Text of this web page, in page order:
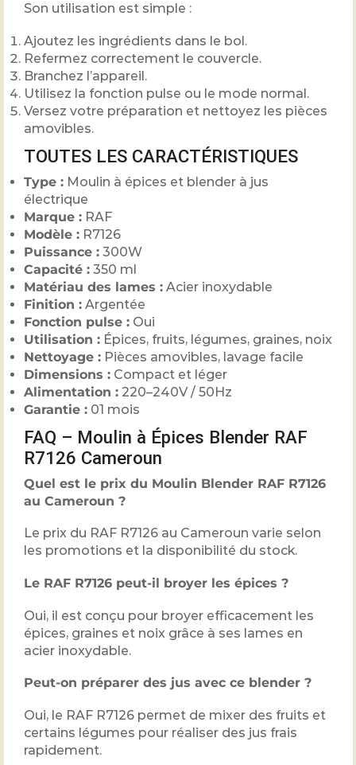
Son utilisation est simple :
Ajoutez les ingrédients dans le bol.
Refermez correctement le couvercle.
Branchez l’appareil.
Utilisez la fonction pulse ou le mode normal.
Versez votre préparation et nettoyez les pièces
amovibles.
TOUTES LES CARACTÉRISTIQUES
Type : Moulin à épices et blender à jus
électrique
Marque : RAF
Modèle : R7126
Puissance : 300W
Capacité : 350 ml
Matériau des lames : Acier inoxydable
Finition : Argentée
Fonction pulse : Oui
Utilisation : Épices, fruits, légumes, graines, noix
Nettoyage : Pièces amovibles, lavage facile
Dimensions : Compact et léger
Alimentation : 220–240V / 50Hz
Garantie : 01 mois
FAQ – Moulin à Épices Blender RAF
R7126 Cameroun
Quel est le prix du Moulin Blender RAF R7126
au Cameroun ?
Le prix du RAF R7126 au Cameroun varie selon
les promotions et la disponibilité du stock.
Le RAF R7126 peut-il broyer les épices ?
Oui, il est conçu pour broyer efficacement les
épices, graines et noix grâce à ses lames en
acier inoxydable.
Peut-on préparer des jus avec ce blender ?
Oui, le RAF R7126 permet de mixer des fruits et
certains légumes pour réaliser des jus frais
rapidement.